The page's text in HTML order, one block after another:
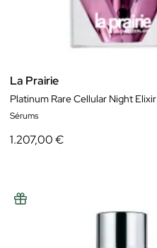
La Prairie
Platinum Rare Cellular Night Elixir
Sérums
1.207,00 €